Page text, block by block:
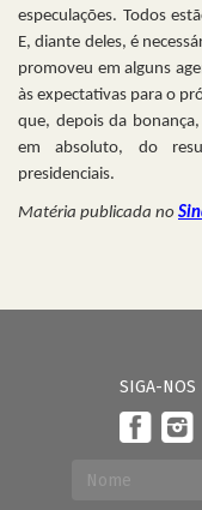
especulações. Todos
E, diante deles, é
promoveu em alguns
às expectativas para o
que, depois da
em absoluto, do
presidenciais.
Matéria publicada no
SIGA-NOS